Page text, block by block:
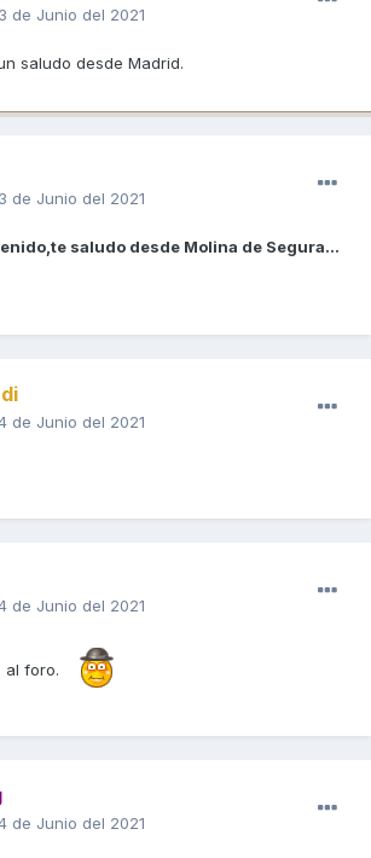
de Junio del 2021
saludo desde Madrid.
de Junio del 2021
saludo desde Molina de Segura...
de Junio del 2021
de Junio del 2021
al foro.
de Junio del 2021